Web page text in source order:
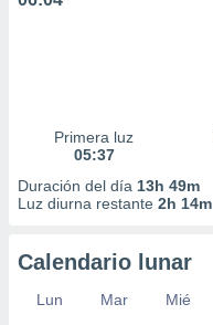
Primera luz
05:37
Duración del día 13h 49m
Luz diurna restante 2h 14m
Calendario lunar
Lun Mar Mié